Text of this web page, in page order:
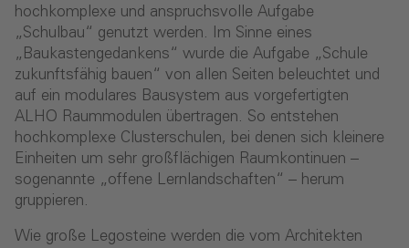
hochkomplexe und anspruchsvolle Aufgabe
„Schulbau“ genutzt werden. Im Sinne eines
„Baukastengedankens“ wurde die Aufgabe „Schule
zukunftsfähig bauen“ von allen Seiten beleuchtet und
auf ein modulares Bausystem aus vorgefertigten
ALHO Raummodulen übertragen. So entstehen
hochkomplexe Clusterschulen, bei denen sich kleinere
Einheiten um sehr großflächigen Raumkontinuen –
sogenannte „offene Lernlandschaften“ – herum
gruppieren.
Wie große Legosteine werden die vom Architekten